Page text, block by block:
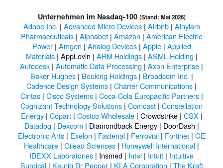
Unternehmen im Nasdaq-100 (Stand: Mai 2026)
Adobe Inc. | Advanced Micro Devices| Airbnb| Alnylam
Pharmaceuticals | Alphabet | Amazon | American Electric
Power| Amgen | Analog Devices| Apple| Applied
Materials| AppLovin | ARM Holdings| ASML Holding |
Autodesk | Automatic Data Processing | Axon Enterprise |
Baker Hughes| Booking Holdings| Broadcom Inc. |
Cadence Design Systems | Charter Communications |
Cintas| Cisco Systems| Coca-Cola Europacific Partners|
Cognizant Technology Solutions | Comcast | Constellation
Energy| Copart| Costco Wholesale| Crowdstrike| CSX |
Datadog | Dexcom | Diamondback Energy| DoorDash |
Electronic Arts| Exelon | Fastenal| Ferrovial| Fortinet| GE
Healthcare | Gilead Sciences | Honeywell International |
IDEXX Laboratories | Insmed | Intel | Intuit | Intuitive
Surgical| Keurig Dr Pepper| KLA Corporation | The Kraft